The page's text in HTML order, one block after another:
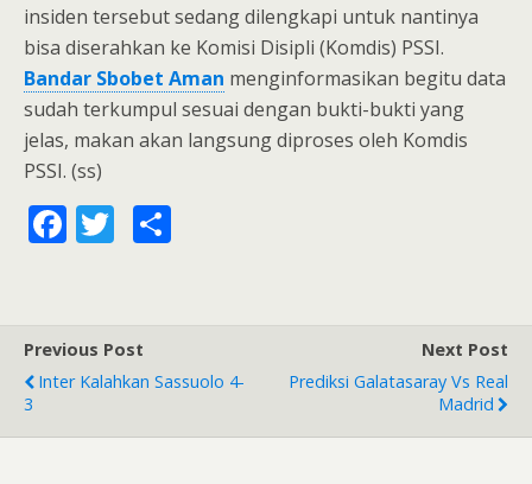
insiden tersebut sedang dilengkapi untuk nantinya
bisa diserahkan ke Komisi Disipli (Komdis) PSSI.
Bandar Sbobet Aman menginformasikan begitu data
sudah terkumpul sesuai dengan bukti-bukti yang
jelas, makan akan langsung diproses oleh Komdis
PSSI. (ss)
F
b
o
k
T
er
Previous Post
Inter Kalahkan Sassuolo 4-
3
Next Post
Prediksi Galatasaray Vs Real
Madrid